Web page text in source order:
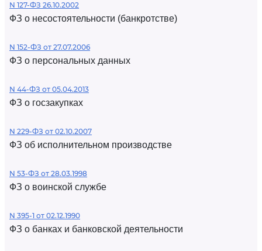
N 127-ФЗ 26.10.2002
ФЗ о несостоятельности (банкротстве)
N 152-ФЗ от 27.07.2006
ФЗ о персональных данных
N 44-ФЗ от 05.04.2013
ФЗ о госзакупках
N 229-ФЗ от 02.10.2007
ФЗ об исполнительном производстве
N 53-ФЗ от 28.03.1998
ФЗ о воинской службе
N 395-1 от 02.12.1990
ФЗ о банках и банковской деятельности